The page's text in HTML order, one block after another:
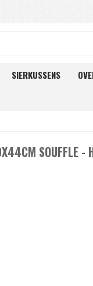
SIERKUSSENS
SOUFFLE -